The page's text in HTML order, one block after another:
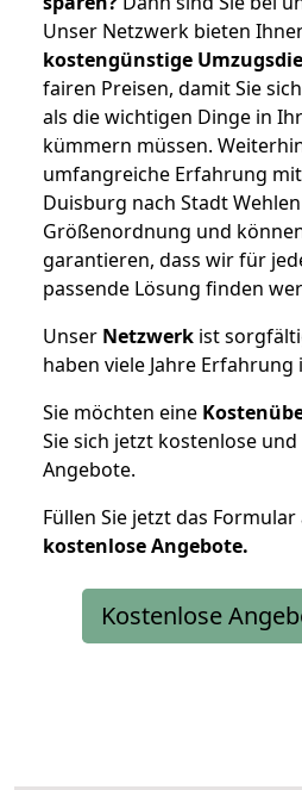
Unser Netzwerk bieten
kostengünstige
fairen Preisen, damit Sie
als die wichtigen Dinge in
kümmern müssen.
umfangreiche Erfahrung
Duisburg nach Stadt
Größenordnung und
garantieren, dass wir für
passende Lösung finden
Unser Netzwerk ist
haben viele Jahre
Sie möchten eine
Sie sich jetzt kostenlose
Angebote.
Füllen Sie jetzt das
kostenloseAngebote.
Kostenlose